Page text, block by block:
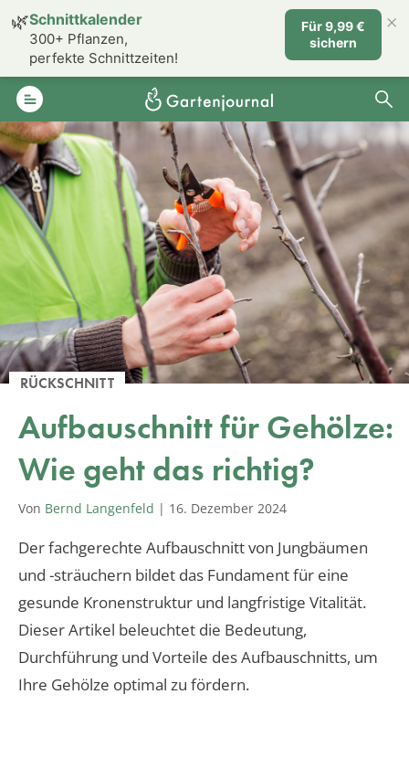
RÜCKSCHNITT
Aufbauschnitt für Gehölze:
Wie geht das richtig?
Von Bernd Langenfeld | 16. Dezember 2024
Der fachgerechte Aufbauschnitt von Jungbäumen
und -sträuchern bildet das Fundament für eine
gesunde Kronenstruktur und langfristige Vitalität.
Dieser Artikel beleuchtet die Bedeutung,
Durchführung und Vorteile des Aufbauschnitts, um
Ihre Gehölze optimal zu fördern.
🌿Schnittkalender
300+ Pflanzen,
perfekte Schnittzeiten!
Für 9,99 €
sichern
×